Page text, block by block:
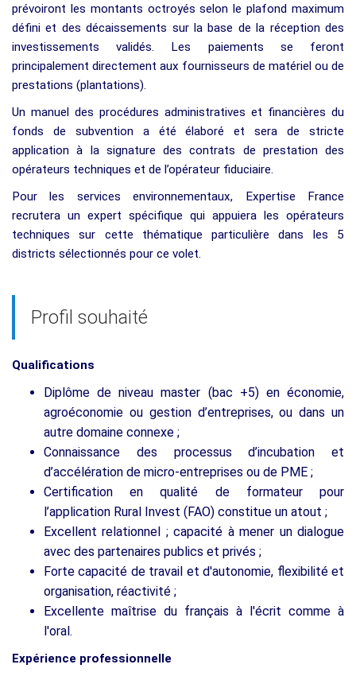
prévoiront les montants octroyés selon le plafond maximum
défini et des décaissements sur la base de la réception des
investissements validés. Les paiements se feront
principalement directement aux fournisseurs de matériel ou de
prestations (plantations).
Un manuel des procédures administratives et financières du
fonds de subvention a été élaboré et sera de stricte
application à la signature des contrats de prestation des
opérateurs techniques et de l’opérateur fiduciaire.
Pour les services environnementaux, Expertise France
recrutera un expert spécifique qui appuiera les opérateurs
techniques sur cette thématique particulière dans les 5
districts sélectionnés pour ce volet.
Profil souhaité
Qualifications
Diplôme de niveau master (bac +5) en économie,
agroéconomie ou gestion d’entreprises, ou dans un
autre domaine connexe ;
Connaissance des processus d’incubation et
d’accélération de micro-entreprises ou de PME ;
Certification en qualité de formateur pour
l’application Rural Invest (FAO) constitue un atout ;
Excellent relationnel ; capacité à mener un dialogue
avec des partenaires publics et privés ;
Forte capacité de travail et d'autonomie, flexibilité et
organisation, réactivité ;
Excellente maîtrise du français à l'écrit comme à
l'oral.
Expérience professionnelle